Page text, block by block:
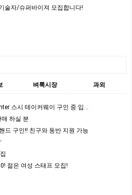
술자/슈퍼바이져 모집합니다!
벼룩시장 과외
스시 테이커웨이 구인 중 입…
하실 분
드 구인!! 친구와 동반 지원 가능
젊은 여성 스태프 모집!